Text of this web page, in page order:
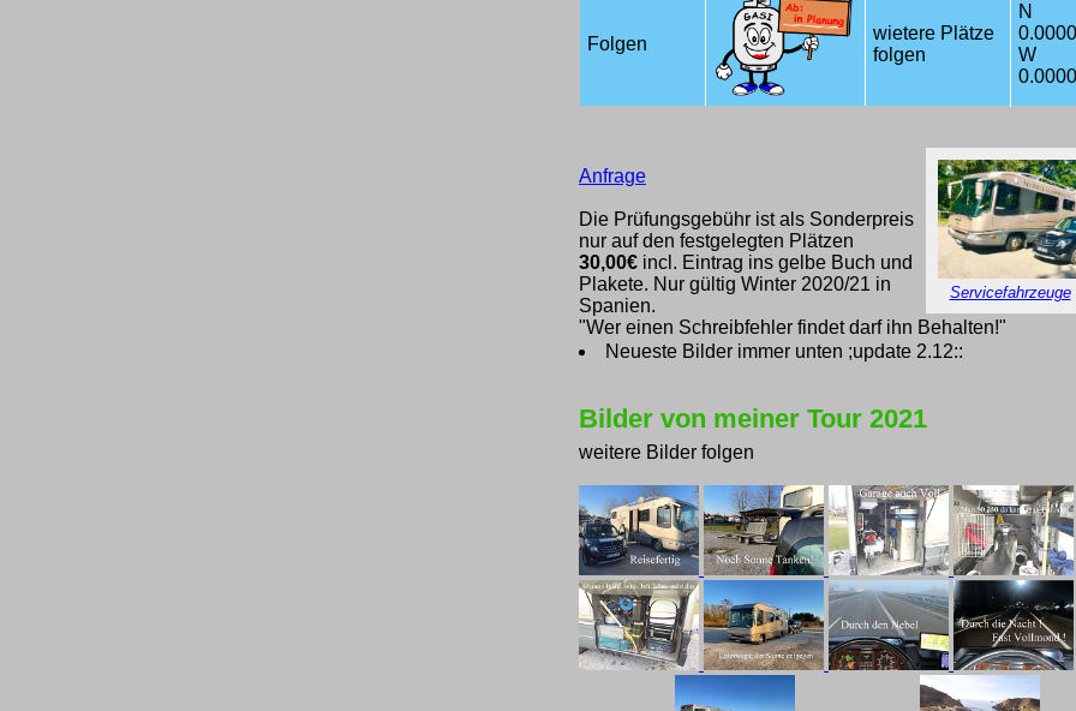
Folgen
wietere Plätze
folgen
N
W
Servicefahrzeuge
Anfrage
Die Prüfungsgebühr ist als Sonderpreis
nur auf den festgelegten Plätzen
30,00€ incl. Eintrag ins gelbe Buch und
Plakete. Nur gültig Winter 2020/21 in
Spanien.
"Wer einen Schreibfehler findet darf ihn Behalten!"
Neueste Bilder immer unten ;update 2.12::
Bilder von meiner Tour 2021
weitere Bilder folgen